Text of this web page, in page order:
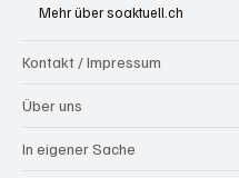
Mehr über soaktuell.ch
Kontakt / Impressum
Über uns
In eigener Sache